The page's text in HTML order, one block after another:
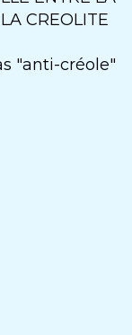
CREOLITE
"anti-créole"